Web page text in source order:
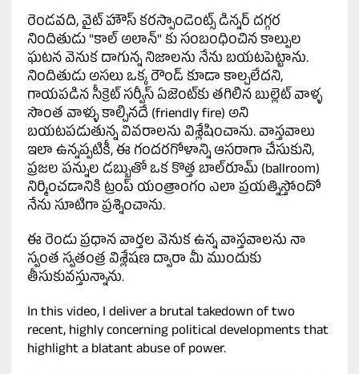
రెండవది, వైట్ హౌస్ కరస్పాండెంట్స్ డిన్నర్ దగ్గర
నిందితుడు "కాల్ అలాన్" కు సంబంధించిన కాల్పుల
ఘటన వెనుక దాగున్న నిజాలను నేను బయటపెట్టాను.
నిందితుడు అసలు ఒక్క రౌండ్ కూడా కాల్చలేదని,
గాయపడిన సీక్రెట్ సర్వీస్ ఏజెంట్‌కు తగిలిన బుల్లెట్ వాళ్ళ
సొంత వాళ్ళు కాల్చినదే (friendly fire) అని
బయటపడుతున్న వివరాలను విశ్లేషించాను. వాస్తవాలు
ఇలా ఉన్నప్పటికీ, ఈ గందరగోళాన్ని ఆసరాగా చేసుకుని,
ప్రజల పన్నుల డబ్బుతో ఒక కొత్త బాల్‌రూమ్ (ballroom)
నిర్మించడానికి ట్రంప్ యంత్రాంగం ఎలా ప్రయత్నిస్తోందో
నేను సూటిగా ప్రశ్నించాను.
ఈ రెండు ప్రధాన వార్తల వెనుక ఉన్న వాస్తవాలను నా
స్వంత స్వతంత్ర విశ్లేషణ ద్వారా మీ ముందుకు
తీసుకువస్తున్నాను.
In this video, I deliver a brutal takedown of two
recent, highly concerning political developments that
highlight a blatant abuse of power.